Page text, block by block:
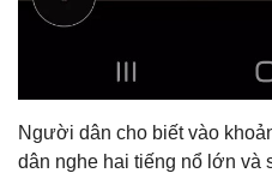
Người dân cho biết vào
dân nghe hai tiếng nổ lớn và